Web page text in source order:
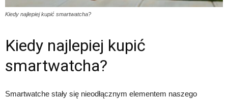
Kiedy najlepiej kupić smartwatcha?
Kiedy najlepiej kupić
smartwatcha?
Smartwatche stały się nieodłącznym elementem naszego